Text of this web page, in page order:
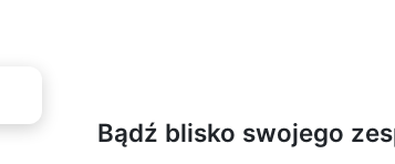
Bądź blisko swojego